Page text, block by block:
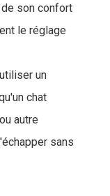
son confort
le réglage
un
chat
autre
sans